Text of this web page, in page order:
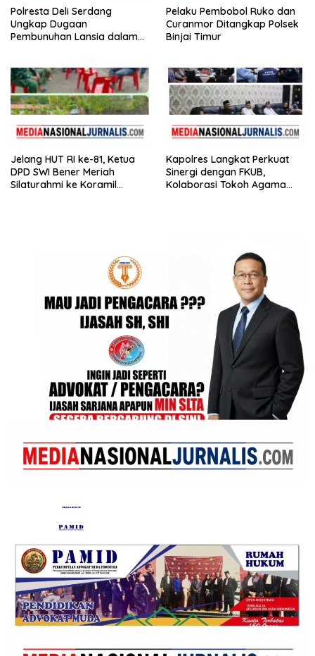
Polresta Deli Serdang
Ungkap Dugaan
Pembunuhan Lansia dalam
Pelaku Pembobol Ruko dan
Curanmor Ditangkap Polsek
Binjai Timur
Jelang HUT RI ke-81, Ketua
DPD SWI Bener Meriah
Silaturahmi ke Koramil
Kapolres Langkat Perkuat
Sinergi dengan FKUB,
Kolaborasi Tokoh Agama